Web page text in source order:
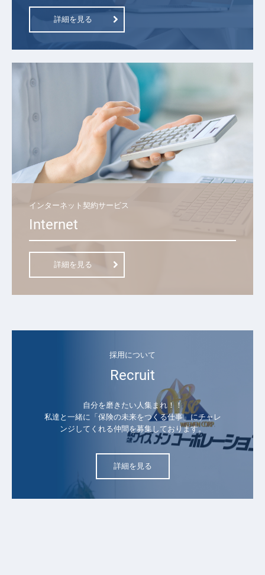
詳細を見る
インターネット契約サービス
Internet
詳細を見る
採用について
Recruit
自分を磨きたい人集まれ！！
私達と一緒に「保険の未来をつくる仕事」にチャレ
ンジしてくれる仲間を募集しております。
詳細を見る